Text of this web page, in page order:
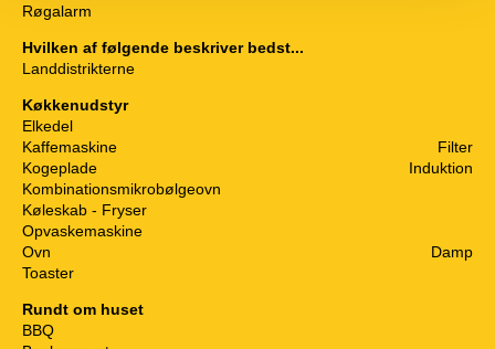
Røgalarm
Hvilken af følgende beskriver bedst...
Landdistrikterne
Køkkenudstyr
Elkedel
Kaffemaskine
Filter
Kogeplade
Induktion
Kombinationsmikrobølgeovn
Køleskab - Fryser
Opvaskemaskine
Ovn
Damp
Toaster
Rundt om huset
BBQ